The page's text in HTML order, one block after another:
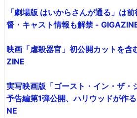
「劇場版 はいからさんが通る」は
督・キャスト情報も解禁 -
映画「虐殺器官」初公開カットを含
ZINE
実写映画版「ゴースト・イン・ザ・
予告編第1弾公開、ハリウッドが作
NE